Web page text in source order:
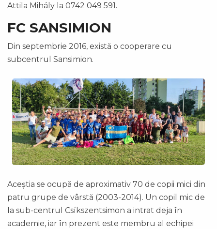
Attila Mihály la 0742 049 591.
FC SANSIMION
Din septembrie 2016, există o cooperare cu
subcentrul Sansimion.
Aceștia se ocupă de aproximativ 70 de copii mici din
patru grupe de vârstă (2003-2014). Un copil mic de
la sub-centrul Csíkszentsimon a intrat deja în
academie, iar în prezent este membru al echipei